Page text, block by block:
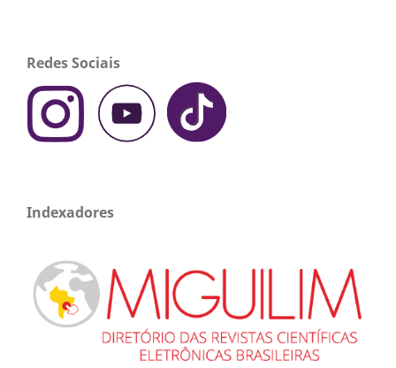
Redes Sociais
Indexadores